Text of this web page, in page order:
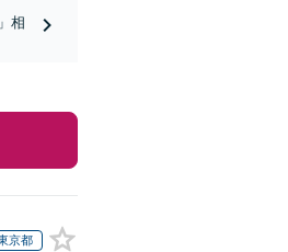
相
京都